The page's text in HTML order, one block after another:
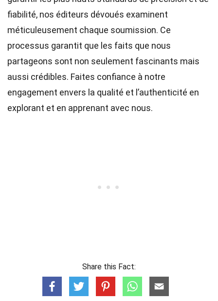
fiabilité, nos éditeurs dévoués examinent
méticuleusement chaque soumission. Ce
processus garantit que les faits que nous
partageons sont non seulement fascinants mais
aussi crédibles. Faites confiance à notre
engagement envers la qualité et l’authenticité en
explorant et en apprenant avec nous.
Share this Fact: